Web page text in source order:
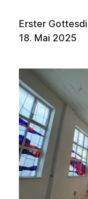
Erster
18. Mai 2025